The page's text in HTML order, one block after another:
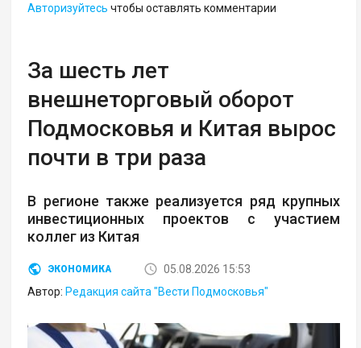
Авторизуйтесь чтобы оставлять комментарии
За шесть лет
внешнеторговый оборот
Подмосковья и Китая вырос
почти в три раза
В регионе также реализуется ряд крупных
инвестиционных проектов с участием
коллег из Китая
ЭКОНОМИКА
05.08.2026 15:53
Автор: Редакция сайта "Вести Подмосковья"